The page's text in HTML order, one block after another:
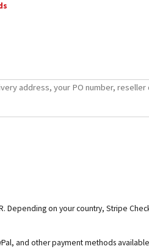
Depending on your country, Stripe
and other payment methods